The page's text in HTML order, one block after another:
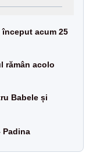
acum 25
rămân acolo
Babele și
Padina